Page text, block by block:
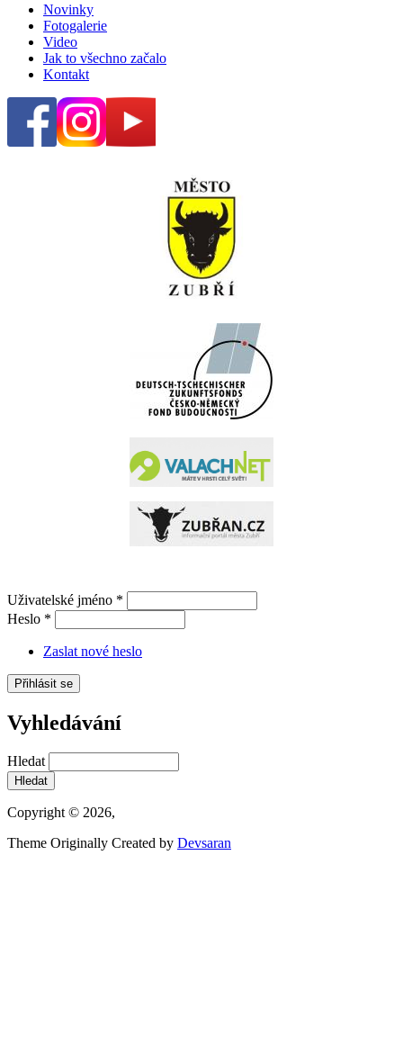
Novinky
Fotogalerie
Video
Jak to všechno začalo
Kontakt
Uživatelské jméno *
Heslo *
Zaslat nové heslo
Vyhledávání
Hledat
Copyright © 2026,
Theme Originally Created by Devsaran